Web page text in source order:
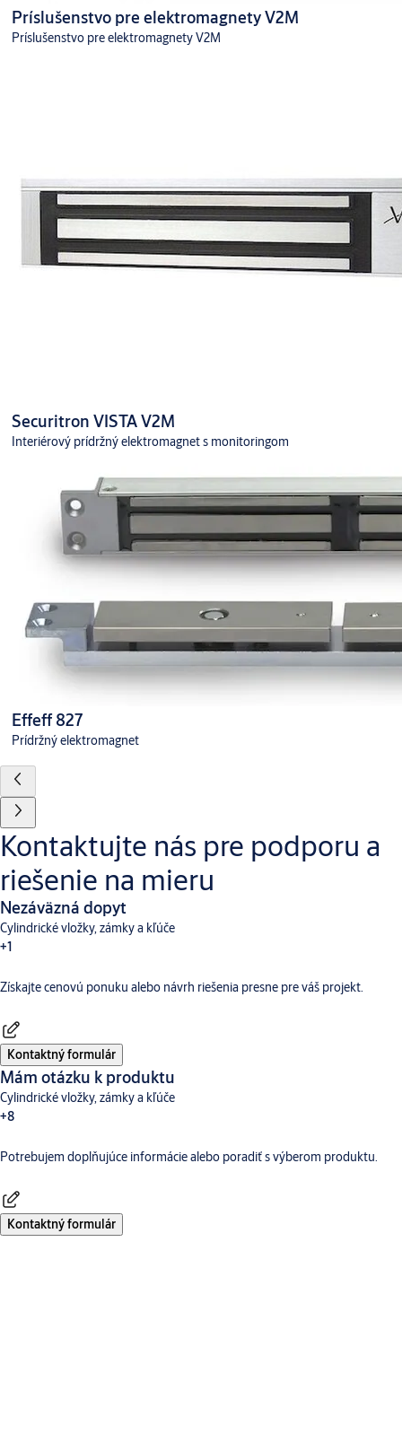
Príslušenstvo pre elektromagnety V2M
Príslušenstvo pre elektromagnety V2M
Securitron VISTA V2M
Interiérový prídržný elektromagnet s monitoringom
Effeff 827
Prídržný elektromagnet
Kontaktujte nás pre podporu a
riešenie na mieru
Nezáväzná dopyt
Cylindrické vložky, zámky a kľúče
+1
Dverné vybavenie
Získajte cenovú ponuku alebo návrh riešenia presne pre váš projekt.
Kontaktný formulár
Mám otázku k produktu
Cylindrické vložky, zámky a kľúče
+8
Dverné vybavenieAperioDigitálne a prístupové systémy
Potrebujem doplňujúce informácie alebo poradiť s výberom produktu.
Kontaktný formulár